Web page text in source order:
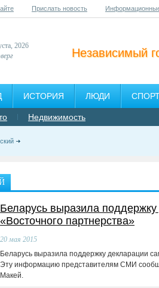
Прислать новость
Независимый
2026
ИСТОРИЯ ЛЮДИ
Недвижимость
Беларусь выразила
«Восточного партнерства»
20 мая 2015
Беларусь выразила поддержку декларации
Эту информацию представителям СМИ
Макей.